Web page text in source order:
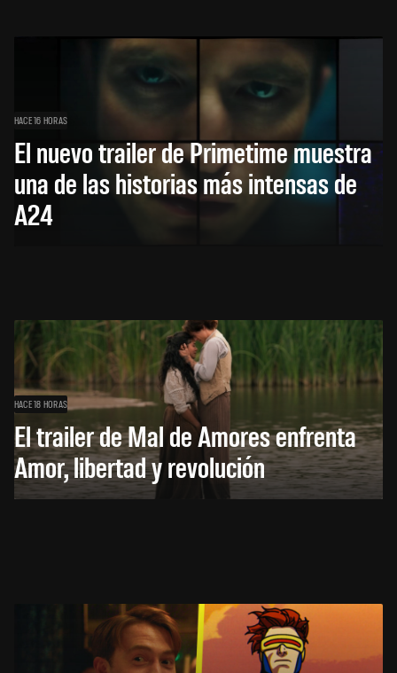
HACE 16 HORAS
El nuevo trailer de Primetime muestra
una de las historias más intensas de
A24
HACE 18 HORAS
El trailer de Mal de Amores enfrenta
Amor, libertad y revolución